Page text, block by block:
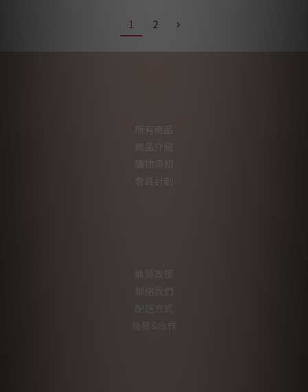
1 2
所有商品
商品介紹
購物須知
會員計劃
換貨政策
聯絡我們
配送方式
批發&合作